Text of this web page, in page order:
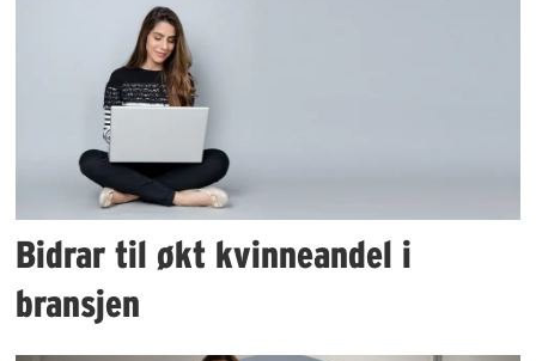
Bidrar til økt kvinneandel i
bransjen